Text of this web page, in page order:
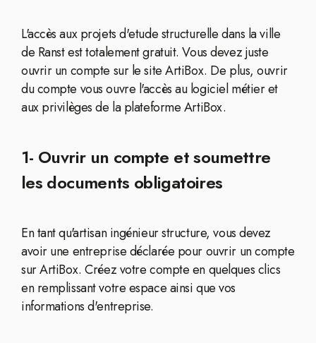
L'accès aux projets d'etude structurelle dans la ville
de Ranst est totalement gratuit. Vous devez juste
ouvrir un compte sur le site ArtiBox. De plus, ouvrir
du compte vous ouvre l'accès au logiciel métier et
aux privilèges de la plateforme ArtiBox.
1- Ouvrir un compte et soumettre
les documents obligatoires
En tant qu'artisan ingénieur structure, vous devez
avoir une entreprise déclarée pour ouvrir un compte
sur ArtiBox. Créez votre compte en quelques clics
en remplissant votre espace ainsi que vos
informations d'entreprise.